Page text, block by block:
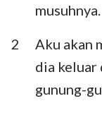
Yesaya
Ratapan
Daniel
Yoel
musuhnya.
2
Aku akan
dia keluar
gunung-